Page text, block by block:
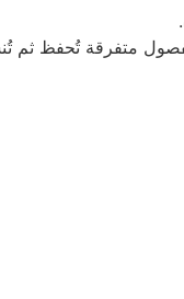
متفرقة تُحفظ ثم